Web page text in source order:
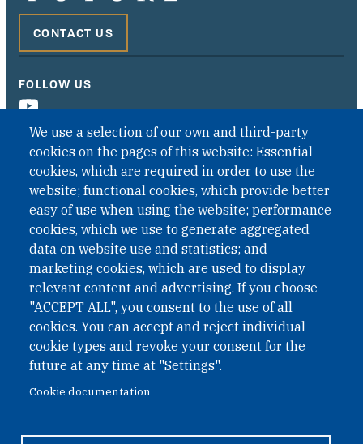
We use a selection of our own and third-party
cookies on the pages of this website: Essential
cookies, which are required in order to use the
website; functional cookies, which provide better
easy of use when using the website; performance
cookies, which we use to generate aggregated
data on website use and statistics; and
marketing cookies, which are used to display
relevant content and advertising. If you choose
"ACCEPT ALL", you consent to the use of all
cookies. You can accept and reject individual
cookie types and revoke your consent for the
future at any time at "Settings".
Cookie documentation
CONTACT US
FOLLOW US
QUICK LINKS
QUICK LINKS
PRIVACY
ACCESSIBILITY
REGIMEN TRIBUTARIO ESPECIAL COLOMBIANO
© 2026 One Earth Future Foundation